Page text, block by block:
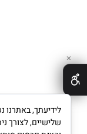
✕
שלישיים, לצורך